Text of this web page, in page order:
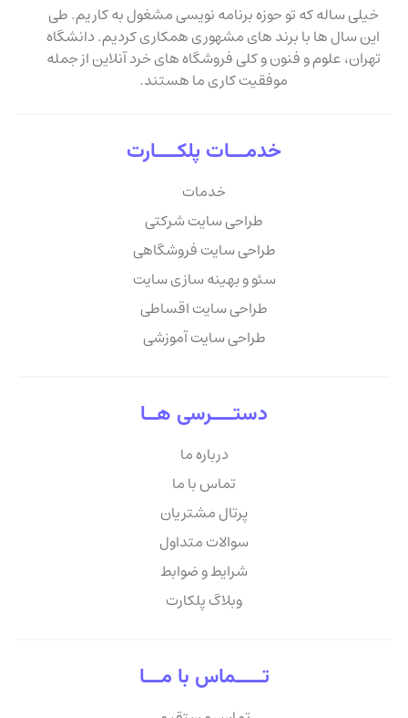
خیلی ساله که تو حوزه برنامه نویسی مشغول به کاریم. طی
این سال ها با برند های مشهوری همکاری کردیم. دانشگاه
تهران، علوم و فنون و کلی فروشگاه های خرد آنلاین از جمله
موفقیت کاری ما هستند.
خدمـــات پلکــــارت
خدمات
طراحی سایت شرکتی
طراحی سایت فروشگاهی
سئو و بهینه سازی سایت
طراحی سایت اقساطی
طراحی سایت آموزشی
دستــــرسی هــا
درباره ما
تماس با ما
پرتال مشتریان
سوالات متداول
شرایط و ضوابط
وبلاگ پلکارت
تـــــماس با مـــا